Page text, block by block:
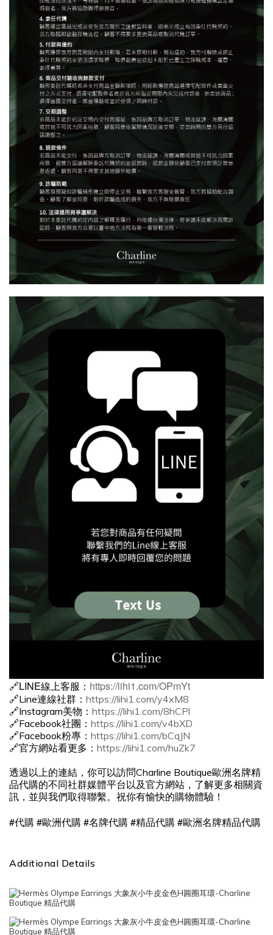
🔗LINE線上客服： https://lihi1.com/OPmYt
🔗Line連線社群： https://lihi1.com/y4xM8
🔗Instagram美物： https://lihi1.com/8hCPl
🔗Facebook社團： https://lihi1.com/v4bXD
🔗Facebook粉專： https://lihi1.com/bCqJN
🔗官方網站看更多： https://lihi1.com/huZk7
透過以上的連結，你可以訪問Charline Boutique歐洲名牌精
品代購的不同社群媒體平台以及官方網站，了解更多相關資
訊，並與我們取得聯繫。祝你有愉快的購物體驗！
#代購 #歐洲代購 #名牌代購 #精品代購 #歐洲名牌精品代購
Additional Details